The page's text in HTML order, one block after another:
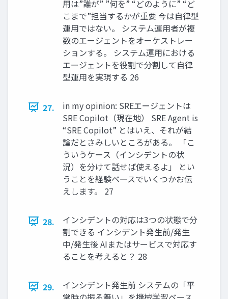
用は”誰が” ”何を” “どのように” “ど
こまで”担当するかが重要 今は自律型
運用ではない。 システム運用者が複
数のエージェントをオーケストレー
ションする。 システム運用における
エージェントを役割で分割して自律
型運用を実現する 26
27.
in my opinion: SREエージェントは
SRE Copilot（現在地） SRE Agent is
“SRE Copilot” とはいえ、それが結
論だとさみしいところがある。 「こ
ういうケース（インシデントの状
況）を分けて話せば使えるよ」 とい
うことを経験ベースでいくつかお伝
えします。 27
28.
インシデントの対応は3つの状態で分
割できる インシデント発生前/発生
中/発生後 AIまたはサービスで対応す
ることを考えると？ 28
29.
インシデント発生前 システムの「平